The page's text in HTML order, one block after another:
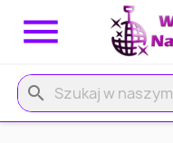

search